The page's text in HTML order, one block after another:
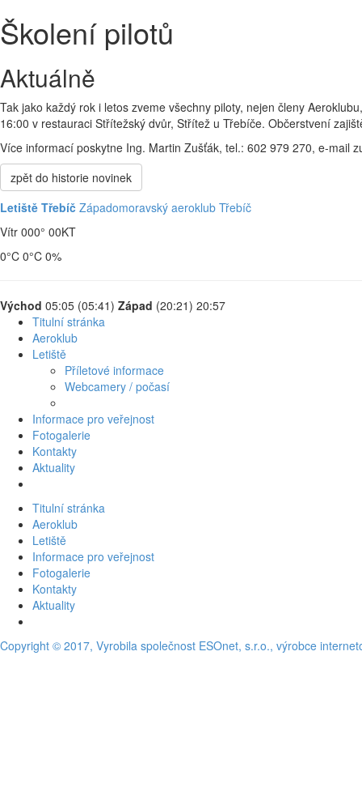
Školení pilotů
Aktuálně
Tak jako každý rok i letos zveme všechny piloty, nejen členy
16:00 v restauraci Střítežský dvůr, Střítež u Třebíče. Občerstvení
Více informací poskytne Ing. Martin Zušťák, tel.: 602 979 270, e-mail
zpět do historie novinek
Letiště Třebíč Západomoravský aeroklub Třebíč
Vítr 000° 00KT
0°C 0°C 0%
Východ 05:05 (05:41) Západ (20:21) 20:57
Titulní stránka
Aeroklub
Letiště
Příletové informace
Webcamery / počasí
Informace pro veřejnost
Fotogalerie
Kontakty
Aktuality
Titulní stránka
Aeroklub
Letiště
Informace pro veřejnost
Fotogalerie
Kontakty
Aktuality
Copyright © 2017, Vyrobila společnost ESOnet, s.r.o., výrobce